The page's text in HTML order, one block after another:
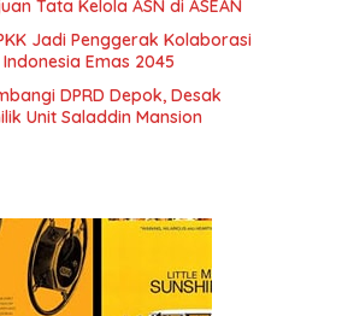
Tata Kelola ASN di ASEAN
Jadi Penggerak Kolaborasi
Emas 2045
DPRD Depok, Desak
Unit Saladdin Mansion